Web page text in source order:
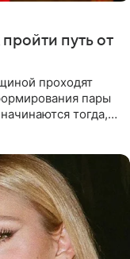
путь от
проходят
пары
тогда,